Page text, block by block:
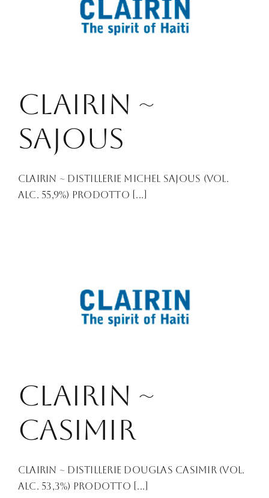
Clairin ~
Sajous
Clairin ~ Distillerie Michel Sajous (Vol.
Alc. 55,9%) Prodotto [...]
Clairin ~
Casimir
Clairin ~ Distillerie Douglas Casimir (Vol.
Alc. 53,3%) Prodotto [...]